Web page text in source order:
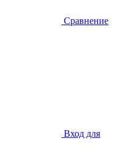
Сравнение
Вход для